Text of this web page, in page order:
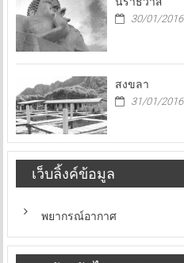
30/01/2016
สงขลา
31/01/2016
เว็บลิ้งค์ข้อมูล
พยากรณ์อากาศ